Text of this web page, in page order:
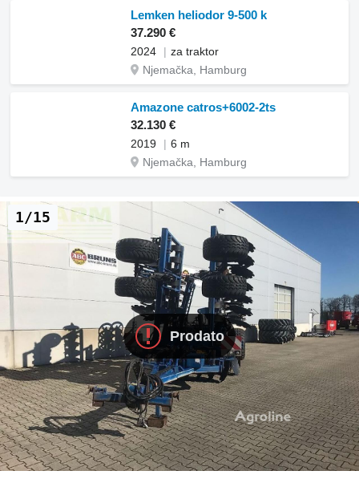
Lemken heliodor 9-500 k
37.290 €
2024
za traktor
Njemačka, Hamburg
Amazone catros+6002-2ts
32.130 €
2019
6 m
Njemačka, Hamburg
Prodato
1/15